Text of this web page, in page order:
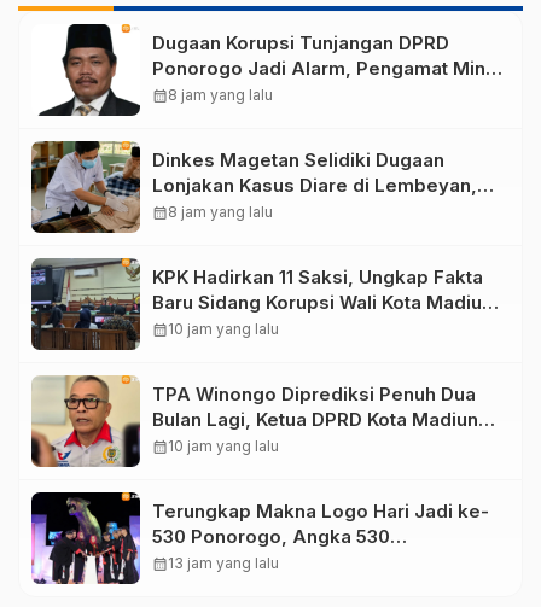
Dugaan Korupsi Tunjangan DPRD
Ponorogo Jadi Alarm, Pengamat Minta
Magetan Perkuat Tata Kelola
calendar_month8 jam yang lalu
Dinkes Magetan Selidiki Dugaan
Lonjakan Kasus Diare di Lembeyan,
Lakukan Penyelidikan Epidemiologi
calendar_month8 jam yang lalu
KPK Hadirkan 11 Saksi, Ungkap Fakta
Baru Sidang Korupsi Wali Kota Madiun
Nonaktif Maidi
calendar_month10 jam yang lalu
TPA Winongo Diprediksi Penuh Dua
Bulan Lagi, Ketua DPRD Kota Madiun
Desak Pemkot Percepat Penanganan
calendar_month10 jam yang lalu
Terungkap Makna Logo Hari Jadi ke-
530 Ponorogo, Angka 530
Bertransformasi Jadi Sekar Kinanthi
calendar_month13 jam yang lalu